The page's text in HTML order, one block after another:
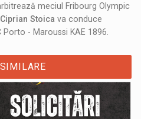
meciul Fribourg Olympic
Ciprian Stoica va conduce
- Maroussi KAE 1896.